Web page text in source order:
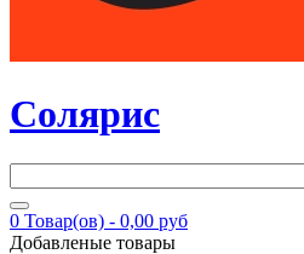
Солярис
0 Товар(ов) - 0,00 руб
Добавленые товары